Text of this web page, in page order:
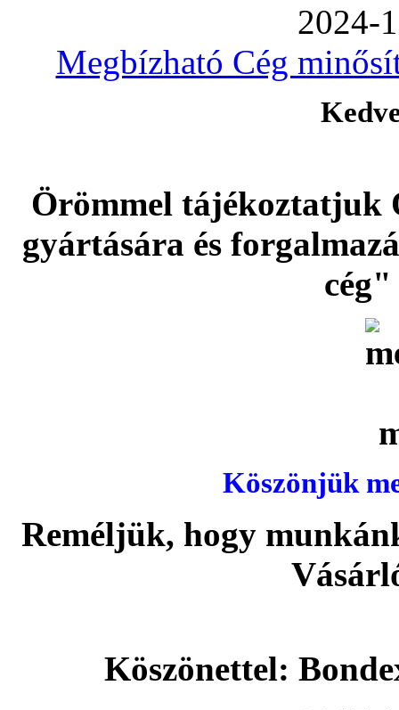
2024-
Megbízható Cég
Örömmel tájékoztatjuk
gyártására és
Köszönjük
Reméljük, hogy
Köszönettel: